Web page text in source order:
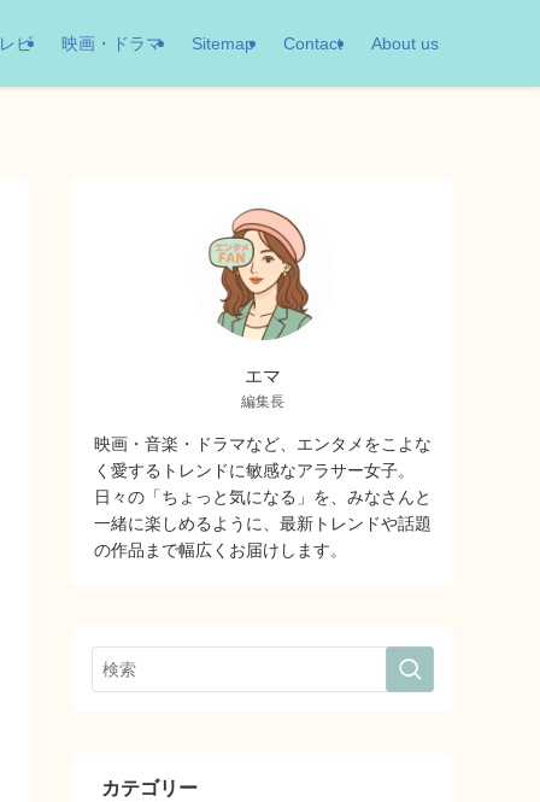
ビ 映画・ドラマ Sitemap Contact About us
エマ
編集長
映画・音楽・ドラマなど、エンタメをこよな
く愛するトレンドに敏感なアラサー女子。
日々の「ちょっと気になる」を、みなさんと
一緒に楽しめるように、最新トレンドや話題
の作品まで幅広くお届けします。
カテゴリー